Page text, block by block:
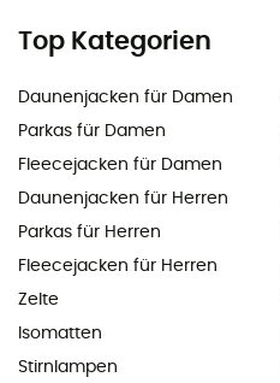
Top Kategorien
Daunenjacken für Damen
Parkas für Damen
Fleecejacken für Damen
Daunenjacken für Herren
Parkas für Herren
Fleecejacken für Herren
Zelte
Isomatten
Stirnlampen